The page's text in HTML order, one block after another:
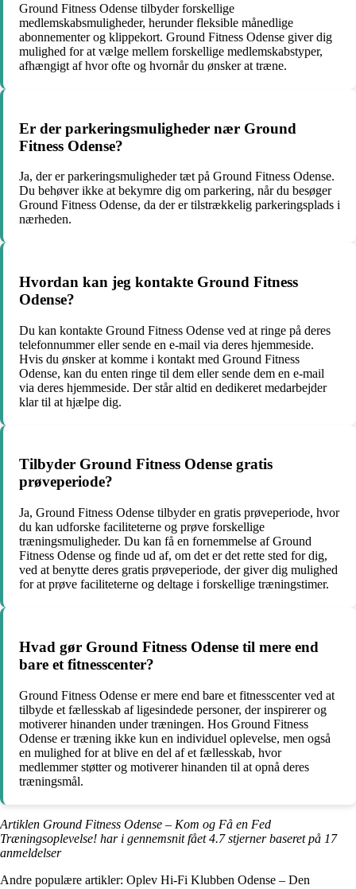
Ground Fitness Odense tilbyder forskellige
medlemskabsmuligheder, herunder fleksible månedlige
abonnementer og klippekort. Ground Fitness Odense giver dig
mulighed for at vælge mellem forskellige medlemskabstyper,
afhængigt af hvor ofte og hvornår du ønsker at træne.
Er der parkeringsmuligheder nær Ground
Fitness Odense?
Ja, der er parkeringsmuligheder tæt på Ground Fitness Odense.
Du behøver ikke at bekymre dig om parkering, når du besøger
Ground Fitness Odense, da der er tilstrækkelig parkeringsplads i
nærheden.
Hvordan kan jeg kontakte Ground Fitness
Odense?
Du kan kontakte Ground Fitness Odense ved at ringe på deres
telefonnummer eller sende en e-mail via deres hjemmeside.
Hvis du ønsker at komme i kontakt med Ground Fitness
Odense, kan du enten ringe til dem eller sende dem en e-mail
via deres hjemmeside. Der står altid en dedikeret medarbejder
klar til at hjælpe dig.
Tilbyder Ground Fitness Odense gratis
prøveperiode?
Ja, Ground Fitness Odense tilbyder en gratis prøveperiode, hvor
du kan udforske faciliteterne og prøve forskellige
træningsmuligheder. Du kan få en fornemmelse af Ground
Fitness Odense og finde ud af, om det er det rette sted for dig,
ved at benytte deres gratis prøveperiode, der giver dig mulighed
for at prøve faciliteterne og deltage i forskellige træningstimer.
Hvad gør Ground Fitness Odense til mere end
bare et fitnesscenter?
Ground Fitness Odense er mere end bare et fitnesscenter ved at
tilbyde et fællesskab af ligesindede personer, der inspirerer og
motiverer hinanden under træningen. Hos Ground Fitness
Odense er træning ikke kun en individuel oplevelse, men også
en mulighed for at blive en del af et fællesskab, hvor
medlemmer støtter og motiverer hinanden til at opnå deres
træningsmål.
Artiklen Ground Fitness Odense – Kom og Få en Fed
Træningsoplevelse! har i gennemsnit fået4.7stjerner baseret på 17
anmeldelser
Andre populære artikler: Oplev Hi-Fi Klubben Odense – Den